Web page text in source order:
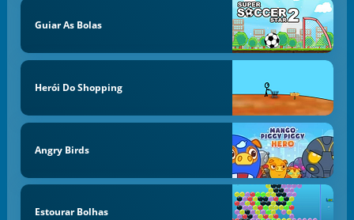
Guiar As Bolas
Herói Do Shopping
Angry Birds
Estourar Bolhas